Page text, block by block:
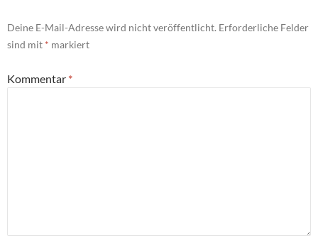
Deine E-Mail-Adresse wird nicht veröffentlicht. Erforderliche Felder
sind mit * markiert
Kommentar *